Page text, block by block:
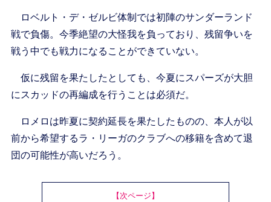
ロベルト・デ・ゼルビ体制では初陣のサンダーランド
戦で負傷。今季絶望の大怪我を負っており、残留争いを
戦う中でも戦力になることができていない。
仮に残留を果たしたとしても、今夏にスパーズが大胆
にスカッドの再編成を行うことは必須だ。
ロメロは昨夏に契約延長を果たしたものの、本人が以
前から希望するラ・リーガのクラブへの移籍を含めて退
団の可能性が高いだろう。
【次ページ】